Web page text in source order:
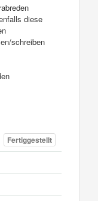
diese
schreiben
Fertiggestellt